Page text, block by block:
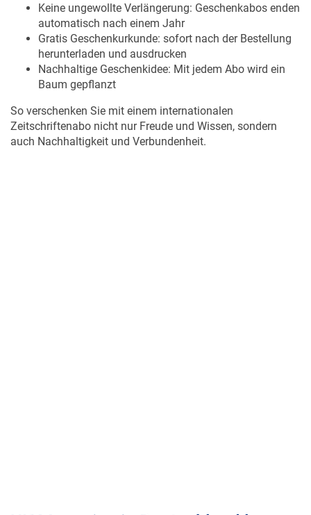
Keine ungewollte Verlängerung: Geschenkabos enden
automatisch nach einem Jahr
Gratis Geschenkurkunde: sofort nach der Bestellung
herunterladen und ausdrucken
Nachhaltige Geschenkidee: Mit jedem Abo wird ein
Baum gepflanzt
So verschenken Sie mit einem internationalen
Zeitschriftenabo nicht nur Freude und Wissen, sondern
auch Nachhaltigkeit und Verbundenheit.